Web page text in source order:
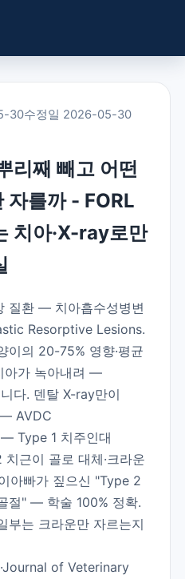
30수정일 2026-05-30
리째 빼고 어떤
자를까 - FORL
치아·X-ray로만
질환 — 치아흡수성병변
Resorptive Lesions.
의 20-75% 영향·평균
아가 녹아내려 —
다. 덴탈 X-ray만이
AVDC
Type 1 치주인대
치근이 골로 대체·크라운
아빠가 짚으신 "Type 2
절" — 학술 100% 정확.
부는 크라운만 자르는지
of Veterinary